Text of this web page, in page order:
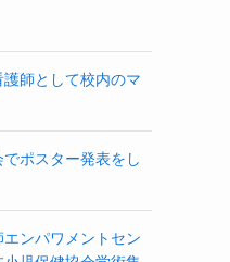
師として校内のマ
ポスター発表をし
ンパワメントセン